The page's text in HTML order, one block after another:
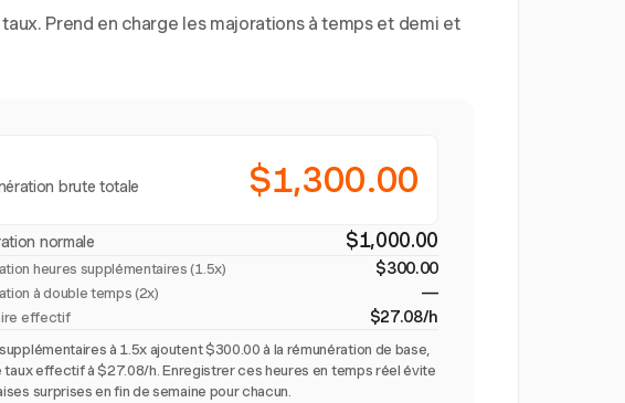
Prend en charge les majorations à temps et demi et
brute totale $1,300.00
normale $1,000.00
heures supplémentaires (1.5x) $300.00
à double temps (2x) —
effectif $27.08/h
à 1.5x ajoutent $300.00 à la rémunération de base,
taux effectif à $27.08/h. Enregistrer ces heures en temps réel évite
surprises en fin de semaine pour chacun.